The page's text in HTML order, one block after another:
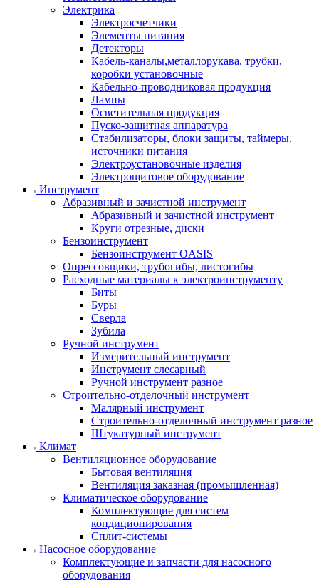
Электрика
Электросчетчики
Элементы питания
Детекторы
Кабель-каналы,металлорукава, трубки,
коробки установочные
Кабельно-проводниковая продукция
Лампы
Осветительная продукция
Пуско-защитная аппаратура
Стабилизаторы, блоки защиты, таймеры,
источники питания
Электроустановочные изделия
Электрощитовое оборудование
Инструмент
Абразивный и зачистной инструмент
Абразивный и зачистной инструмент
Круги отрезные, диски
Бензоинструмент
Бензоинструмент OASIS
Опрессовщики, трубогибы, листогибы
Расходные материалы к электроинструменту
Биты
Буры
Сверла
Зубила
Ручной инструмент
Измерительный инструмент
Инструмент слесарный
Ручной инструмент разное
Строительно-отделочный инструмент
Малярный инструмент
Строительно-отделочный инструмент разное
Штукатурный инструмент
Климат
Вентиляционное оборудование
Бытовая вентиляция
Вентиляция заказная (промышленная)
Климатическое оборудование
Комплектующие для систем
кондиционирования
Сплит-системы
Насосное оборудование
Комплектующие и запчасти для насосного
оборудования